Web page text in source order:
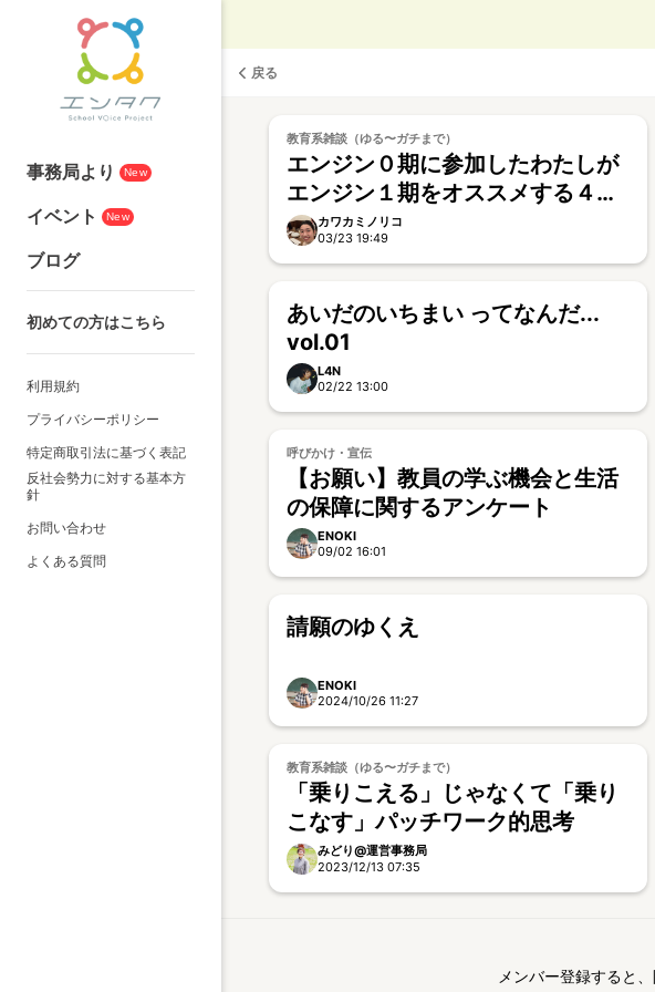
事務局より New
イベント New
ブログ
初めての方はこちら
利用規約
プライバシーポリシー
特定商取引法に基づく表記
反社会勢力に対する基本方
針
お問い合わせ
よくある質問
戻る
教育系雑談（ゆる〜ガチまで）
エンジン０期に参加したわたしが
エンジン１期をオススメする４つ
の理由カワカミノリコ
03/23 19:49
あいだのいちまい ってなんだ...
vol.01
L4N
02/22 13:00
呼びかけ・宣伝
【お願い】教員の学ぶ機会と生活
の保障に関するアンケート
ENOKI
09/02 16:01
請願のゆくえ
ENOKI
2024/10/26 11:27
教育系雑談（ゆる〜ガチまで）
「乗りこえる」じゃなくて「乗り
こなす」パッチワーク的思考
みどり@運営事務局
2023/12/13 07:35
メンバー登録すると